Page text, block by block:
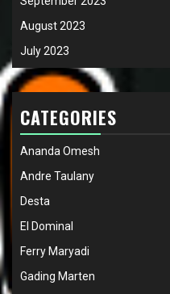
August 2023
July 2023
CATEGORIES
Ananda Omesh
Andre Taulany
Desta
El Dominal
Ferry Maryadi
Gading Marten